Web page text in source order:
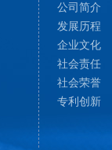
公司简介
发展历程
企业文化
社会责任
社会荣誉
专利创新